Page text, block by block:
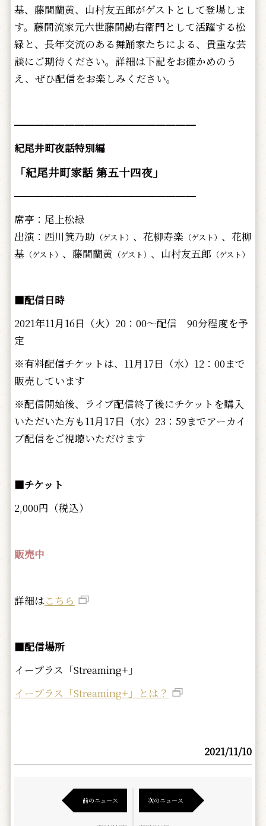
基、藤間蘭黄、山村友五郎がゲスト として登場しま
す。藤間流家元六世藤間勘右衞門として活躍する松
緑と、長年交流のある舞踊家たちによる、貴重な芸
談にご期待ください。詳細は下記をお確かめのう
え、ぜひ配信をお楽しみください。
━━━━━━━━━━━━━━━━━━
紀尾井町夜話特別編
「紀尾井町家話 第五十四夜」
━━━━━━━━━━━━━━━━━━
席亭：尾上松緑
出演：西川箕乃助 （ゲスト） 、花柳寿楽 （ゲスト） 、花柳
基（ゲスト） 、藤間蘭黄 （ゲスト） 、 山村友五郎（ゲスト）
■配信日時
2021年11月16日（火）20：00～配信 90分程度を予
定
※有料配信チケットは、11月17日（水）12：00まで
販売しています
※配信開始後、ライブ配信終了後にチケットを購入
いただいた方も11月17日（水）23：59までアーカイ
ブ配信をご視聴いただけます
■チケット
2,000円（税込）
販売中
詳細はこちら
■配信場所
イープラス「Streaming+」
イープラス「Streaming+」とは？
2021/11/10
前のニュース 次のニュース